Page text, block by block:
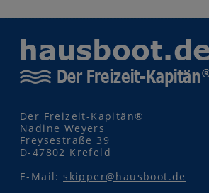
Der Freizeit-Kapitän®
Nadine Weyers
Freysestraße 39
D-47802 Krefeld
E-Mail: skipper@hausboot.de